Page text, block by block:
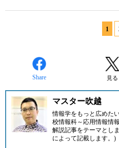
1
Share 見る
マスター吹越
情報学をもっと広めた
校情報科～応用情報情
解説記事をテーマとし
によって記載します。)